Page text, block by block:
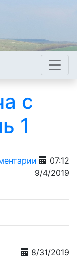
с
1
07:12
9/4/2019
8/31/2019